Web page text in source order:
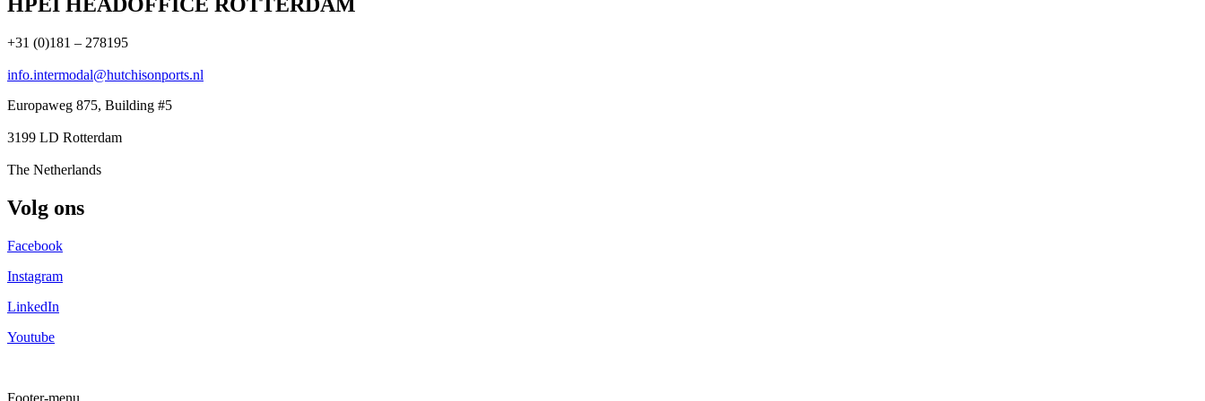
HPEI HEADOFFICE ROTTERDAM
+31 (0)181 – 278195
info.intermodal@hutchisonports.nl
Europaweg 875, Building #5
3199 LD Rotterdam
The Netherlands
Volg ons
Facebook
Instagram
LinkedIn
Youtube
Footer-menu